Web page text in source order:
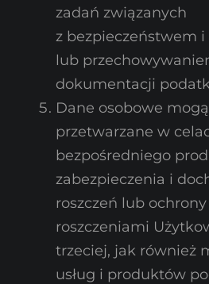
zadań związanych
z bezpieczeństwem i
lub
dokumentacji
Dane osobowe
przetwarzane w
bezpośredniego
zabezpieczenia i
roszczeń lub
roszczeniami
trzeciej, jak również
usług i produktów